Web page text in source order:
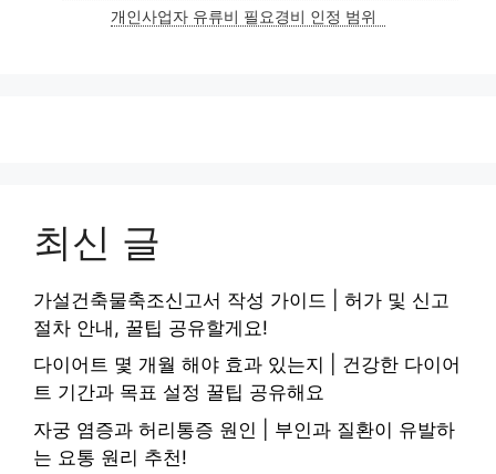
개인사업자 유류비 필요경비 인정 범위
최신 글
가설건축물축조신고서 작성 가이드 | 허가 및 신고
절차 안내, 꿀팁 공유할게요!
다이어트 몇 개월 해야 효과 있는지 | 건강한 다이어
트 기간과 목표 설정 꿀팁 공유해요
자궁 염증과 허리통증 원인 | 부인과 질환이 유발하
는 요통 원리 추천!